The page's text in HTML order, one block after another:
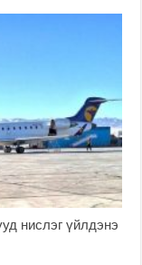
нислэг үйлдэнэ